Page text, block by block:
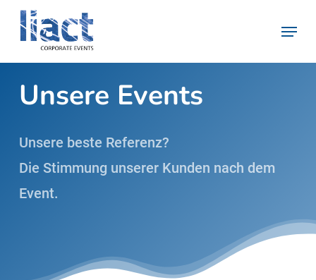
Skip
Menu
Unsere Events
Unsere beste Referenz?
Die Stimmung unserer Kunden nach dem
Event.